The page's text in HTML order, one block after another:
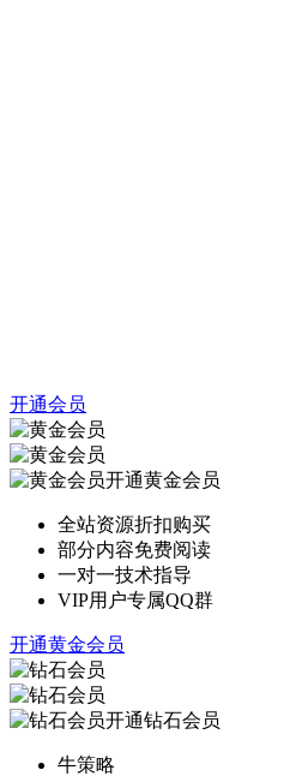
开通会员
开通黄金会员
全站资源折扣购买
部分内容免费阅读
一对一技术指导
VIP用户专属QQ群
开通黄金会员
开通钻石会员
牛策略